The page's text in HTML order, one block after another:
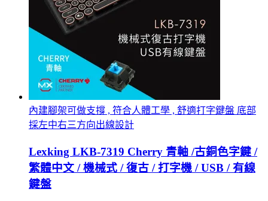
內建腳架可做支撐 , 符合人體工學 , 舒適打字鍵盤 底部
採左中右三方向出線設計
Lexking LKB-7319 Cherry 青軸 /古銅色字鍵 /
繁體中文 / 機械式 / 復古 / 打字機 / USB / 有線
鍵盤